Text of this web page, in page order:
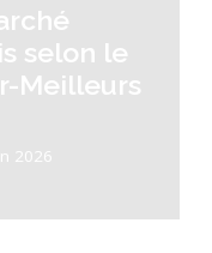
selon le
Meilleurs
2026